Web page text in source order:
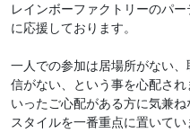
レインボーファクトリーのパ
に応援しております。
一人での参加は居場所がない
信がない、という事を心配さ
いったご心配がある方に気兼
スタイルを一番重点に置いてい